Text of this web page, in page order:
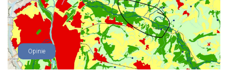
Opinie